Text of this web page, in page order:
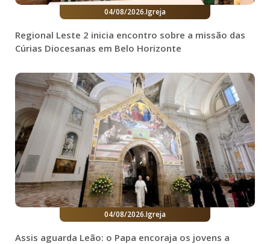
04/08/2026.Igreja
Regional Leste 2 inicia encontro sobre a missão das
Cúrias Diocesanas em Belo Horizonte
04/08/2026.Igreja
Assis aguarda Leão: o Papa encoraja os jovens a